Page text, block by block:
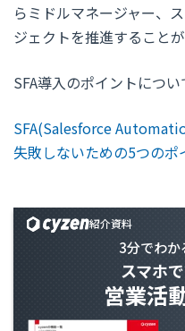
らミドルマネージャー、
ジェクトを推進することが
SFA導入のポイントにつ
SFA(Salesforce
失敗しないための5つのポ
紹介資料
3分でわか
スマホ
営業活